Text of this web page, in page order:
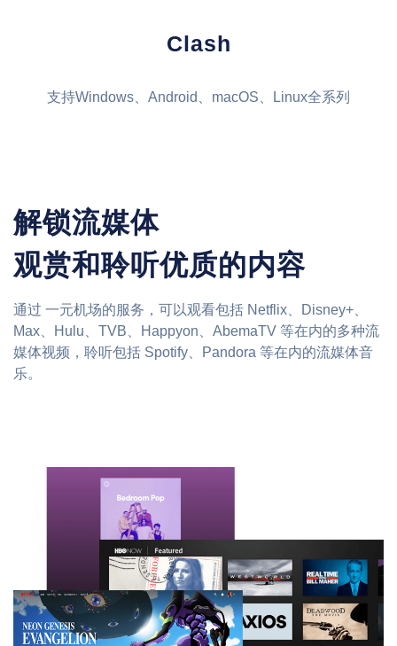
Clash
支持Windows、Android、macOS、Linux全系列
解锁流媒体
观赏和聆听优质的内容
通过 一元机场的服务，可以观看包括 Netflix、Disney+、
Max、Hulu、TVB、Happyon、AbemaTV 等在内的多种流
媒体视频，聆听包括 Spotify、Pandora 等在内的流媒体音
乐。